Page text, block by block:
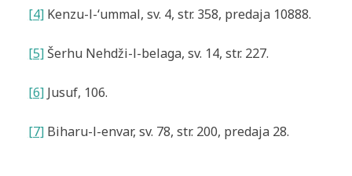
[4]Kenzu-l-‘ummal, sv. 4, str. 358, predaja 10888.
[5]Šerhu Nehdži-l-belaga, sv. 14, str. 227.
[6]Jusuf, 106.
[7]Biharu-l-envar, sv. 78, str. 200, predaja 28.